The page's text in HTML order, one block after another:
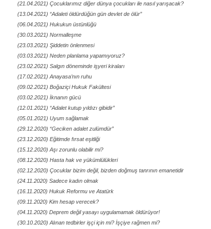
(21.04.2021) Çocuklarımız diğer dünya çocukları ile nasıl yarışacak?
(13.04.2021) “Adaleti öldürdüğün gün devlet de ölür”
(06.04.2021) Hukukun üstünlüğü
(30.03.2021) Normalleşme
(23.03.2021) Şiddetin önlenmesi
(03.03.2021) Neden planlama yapamıyoruz?
(23.02.2021) Salgın döneminde işyeri kiraları
(17.02.2021) Anayasa’nın ruhu
(09.02.2021) Boğaziçi Hukuk Fakültesi
(03.02.2021) İknanın gücü
(12.01.2021) “Adalet kutup yıldızı gibidir”
(05.01.2021) Uyum sağlamak
(29.12.2020) “Geciken adalet zulümdür”
(23.12.2020) Eğitimde fırsat eşitliği
(15.12.2020) Aşı zorunlu olabilir mi?
(08.12.2020) Hasta hak ve yükümlülükleri
(02.12.2020) Çocuklar bizim değil, bizden doğmuş tanrının emanetidir
(24.11.2020) Sadece kadın olmak
(16.11.2020) Hukuk Reformu ve Atatürk
(09.11.2020) Kim hesap verecek?
(04.11.2020) Deprem değil yasayı uygulamamak öldürüyor!
(30.10.2020) Alınan tedbirler işçi için mi? İşçiye rağmen mi?